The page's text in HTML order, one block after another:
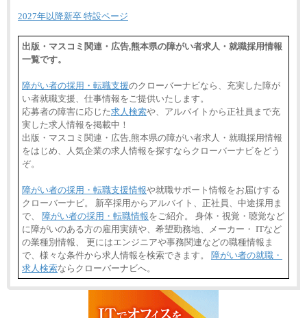
⑦月給271,000円以上
⑯月給185,000円以上
⑰月給237,000円以上
以上
⑳月給205,000円以上
㉑月給185,000 円以上
㉒月給185,000 円以上
㉓月給224,500円以上
※全コース共通※ 能力・経験・勤務地などにより
異なります
※試用期間中も給与に変更はございません。
2027年以降新卒 特設ページ
出版・マスコミ関連・広告,熊本県の障がい者求人・就職採用情報
一覧です。
障がい者の採用・転職支援のクローバーナビなら、充実した障が
い者就職支援、仕事情報をご提供いたします。
応募者の障害に応じた求人検索や、アルバイトから正社員まで充
実した求人情報を掲載中！
出版・マスコミ関連・広告,熊本県の障がい者求人・就職採用情報
をはじめ、人気企業の求人情報を探すならクローバーナビをどう
ぞ。
障がい者の採用・転職支援情報や就職サポート情報をお届けする
クローバーナビ。 新卒採用からアルバイト、正社員、中途採用ま
で、 障がい者の採用・転職情報をご紹介。 身体・視覚・聴覚など
に障がいのある方の雇用実績や、希望勤務地、メーカー・ ITなど
の業種別情報、 更にはエンジニアや事務関連などの職種情報ま
で、様々な条件から求人情報を検索できます。 障がい者の就職・
求人検索ならクローバーナビへ。